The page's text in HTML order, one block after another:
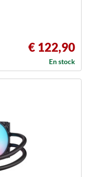
€ 122,90
En stock